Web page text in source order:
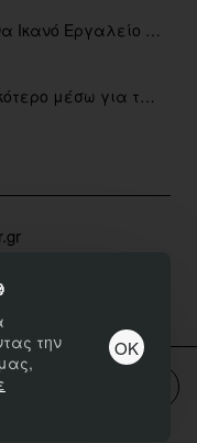
την
ΟΚ
Το Ηλεκτρονικό Τσιγάρο Ένα Ικανό Εργαλείο για τη Διακοπή του Καπνίσματος
Το Ατμισμα Αποτελεσματικότερο μέσω για την διακοπή Καπνίσματος